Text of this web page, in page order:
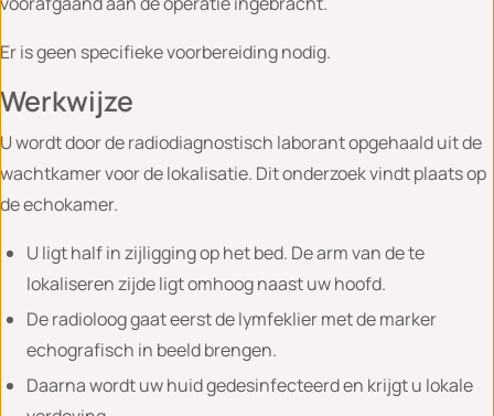
Er is geen specifieke voorbereiding nodig.
Werkwijze
U wordt door de radiodiagnostisch laborant opgehaald uit de
wachtkamer voor de lokalisatie. Dit onderzoek vindt plaats op
de echokamer.
U ligt half in zijligging op het bed. De arm van de te
lokaliseren zijde ligt omhoog naast uw hoofd.
De radioloog gaat eerst de lymfeklier met de marker
echografisch in beeld brengen.
Daarna wordt uw huid gedesinfecteerd en krijgt u lokale